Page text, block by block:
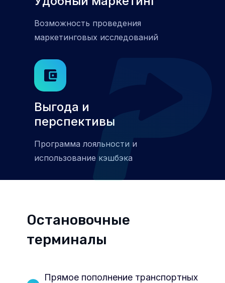
Возможность проведения
маркетинговых исследований
Выгода и
перспективы
Программа лояльности и
использование кэшбэка
Остановочные
терминалы
Прямое пополнение транспортных